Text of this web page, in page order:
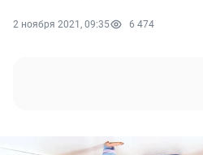
2 ноября 2021, 09:35 6 474